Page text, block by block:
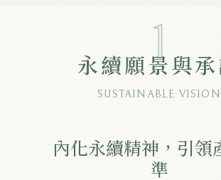
1
永續願景與
SUSTAINABLE VISION
內化永續精神，引領
準